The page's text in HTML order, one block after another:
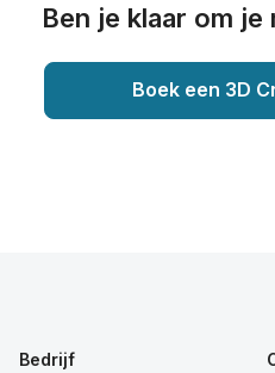
Ben je klaar om
Boek een 3D
Bedrijf